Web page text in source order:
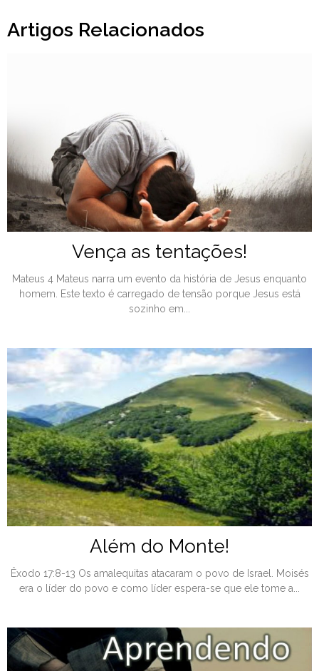
Artigos Relacionados
Vença as tentações!
Mateus 4 Mateus narra um evento da história de Jesus enquanto
homem. Este texto é carregado de tensão porque Jesus está
sozinho em...
Além do Monte!
Êxodo 17:8-13 Os amalequitas atacaram o povo de Israel. Moisés
era o líder do povo e como líder espera-se que ele tome a...